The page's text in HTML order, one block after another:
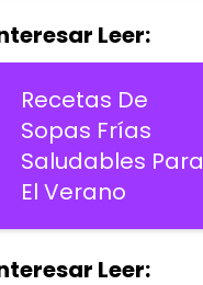
Leer:
Recetas De
Sopas Frías
Saludables Para
El Verano
Leer: